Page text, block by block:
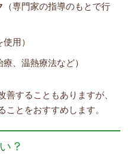
（専門家の指導のもとで行
用）
、温熱療法など）
することもありますが、
とをおすすめします。
？